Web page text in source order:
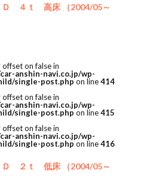
Ｄ ４ｔ 高床 （2004/05～
offset on false in
anshin-navi.co.jp/wp-
single-post.php on line414
offset on false in
anshin-navi.co.jp/wp-
single-post.php on line415
offset on false in
anshin-navi.co.jp/wp-
single-post.php on line416
Ｄ ２ｔ 低床 （2004/05～